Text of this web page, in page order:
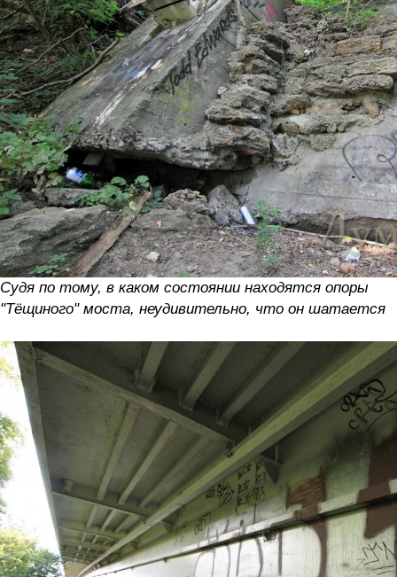
Судя по тому, в каком состоянии находятся опоры
"Тёщиного" моста, неудивительно, что он шатается